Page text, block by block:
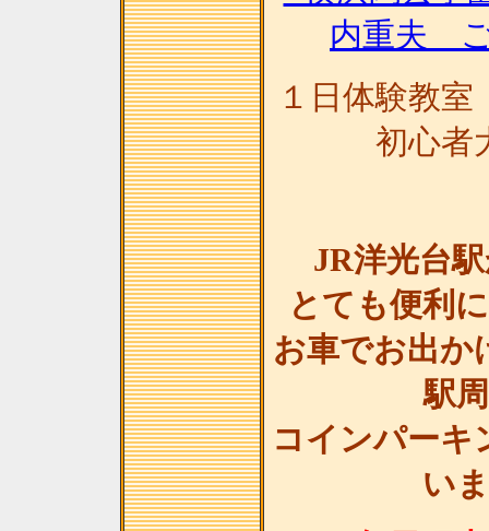
内重夫
１日体験教
初心者
JR洋光台
とても便利
お車でお出か
駅
コインパーキ
い